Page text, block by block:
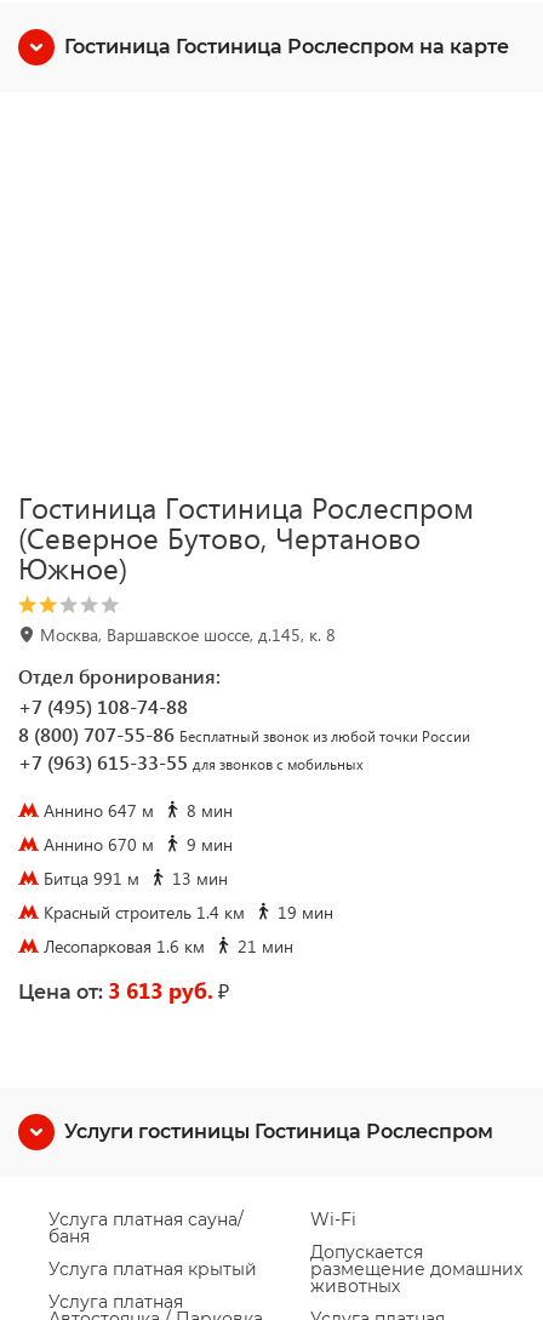
Гостиница Гостиница Рослеспром на карте
Гостиница Гостиница Рослеспром
(Северное Бутово, Чертаново
Южное)
Москва, Варшавское шоссе, д.145, к. 8
Отдел бронирования:
+7 (495) 108-74-88
8 (800) 707-55-86 Бесплатный звонок из любой точки России
+7 (963) 615-33-55 для звонков с мобильных
Аннино 647 м
8 мин
Аннино 670 м
9 мин
Битца 991 м
13 мин
Красный строитель 1.4 км
19 мин
Лесопарковая 1.6 км
21 мин
Цена от: 3 613 руб. ₽
Услуги гостиницы Гостиница Рослеспром
Услуга платная сауна/
баня
Услуга платная крытый
Услуга платная
Wi-Fi
Допускается
размещение домашних
животных